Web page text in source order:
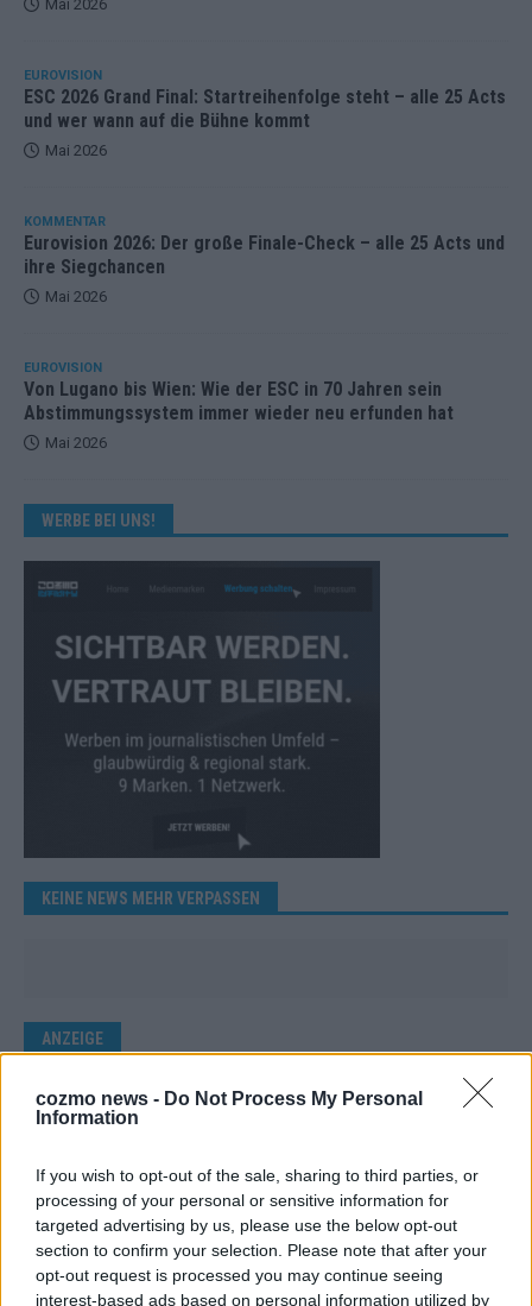
cozmo news - Do Not Process My Personal
Information
If you wish to opt-out of the sale, sharing to third parties, or
processing of your personal or sensitive information for
targeted advertising by us, please use the below opt-out
section to confirm your selection. Please note that after your
opt-out request is processed you may continue seeing
interest-based ads based on personal information utilized by
Mai 2026
EUROVISION
ESC 2026 Grand Final: Startreihenfolge steht – alle 25 Acts
und wer wann auf die Bühne kommt
Mai 2026
KOMMENTAR
Eurovision 2026: Der große Finale-Check – alle 25 Acts und
ihre Siegchancen
Mai 2026
EUROVISION
Von Lugano bis Wien: Wie der ESC in 70 Jahren sein
Abstimmungssystem immer wieder neu erfunden hat
Mai 2026
WERBE BEI UNS!
KEINE NEWS MEHR VERPASSEN
ANZEIGE